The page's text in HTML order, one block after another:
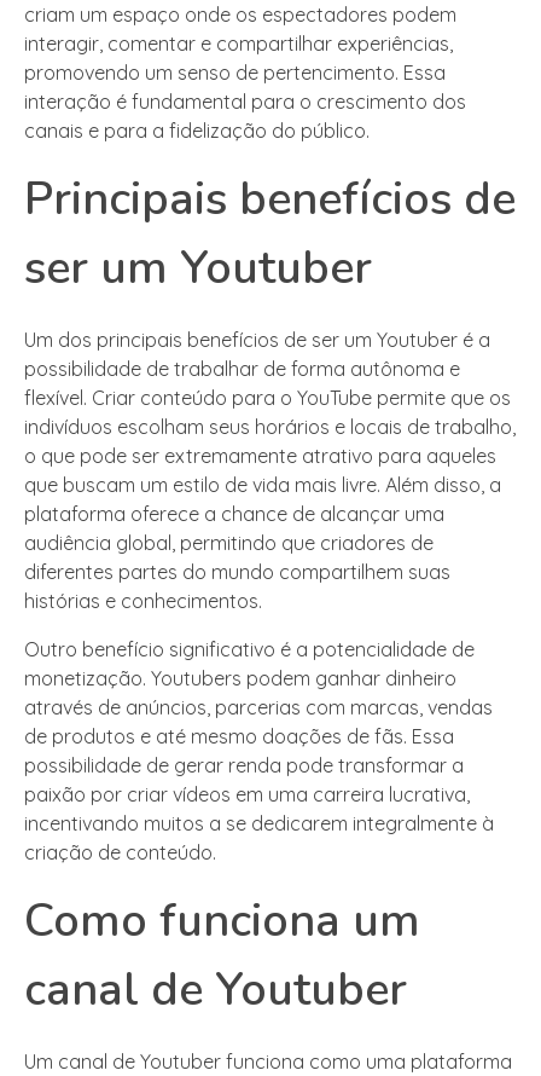
criam um espaço onde os espectadores podem
interagir, comentar e compartilhar experiências,
promovendo um senso de pertencimento. Essa
interação é fundamental para o crescimento dos
canais e para a fidelização do público.
Principais benefícios de
ser um Youtuber
Um dos principais benefícios de ser um Youtuber é a
possibilidade de trabalhar de forma autônoma e
flexível. Criar conteúdo para o YouTube permite que os
indivíduos escolham seus horários e locais de trabalho,
o que pode ser extremamente atrativo para aqueles
que buscam um estilo de vida mais livre. Além disso, a
plataforma oferece a chance de alcançar uma
audiência global, permitindo que criadores de
diferentes partes do mundo compartilhem suas
histórias e conhecimentos.
Outro benefício significativo é a potencialidade de
monetização. Youtubers podem ganhar dinheiro
através de anúncios, parcerias com marcas, vendas
de produtos e até mesmo doações de fãs. Essa
possibilidade de gerar renda pode transformar a
paixão por criar vídeos em uma carreira lucrativa,
incentivando muitos a se dedicarem integralmente à
criação de conteúdo.
Como funciona um
canal de Youtuber
Um canal de Youtuber funciona como uma plataforma